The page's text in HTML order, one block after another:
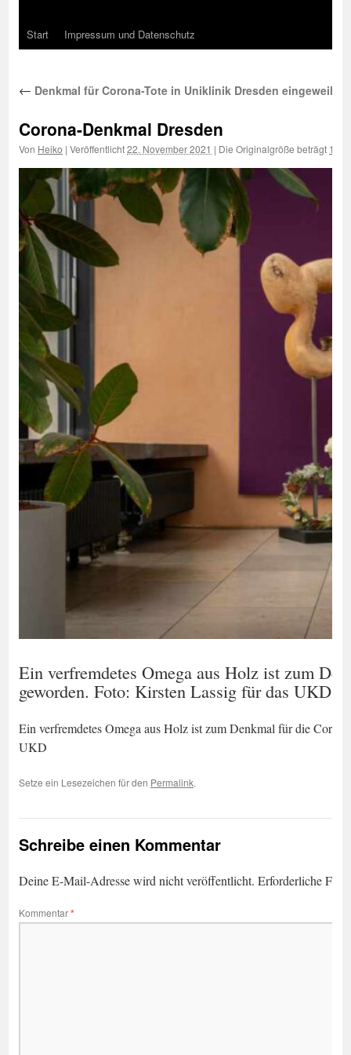
Start Impressum und Datenschutz
← Denkmal für Corona-Tote in Uniklinik Dresden eingeweiht
Corona-Denkmal Dresden
Von Heiko | Veröffentlicht22. November 2021 | Die Originalgröße beträgt
Ein verfremdetes Omega aus Holz ist zum
geworden. Foto: Kirsten Lassig für das UKD
Ein verfremdetes Omega aus Holz ist zum Denkmal für die
UKD
Setze ein Lesezeichen für den Permalink.
Schreibe einen Kommentar
Deine E-Mail-Adresse wird nicht veröffentlicht. Erforderliche
Kommentar*